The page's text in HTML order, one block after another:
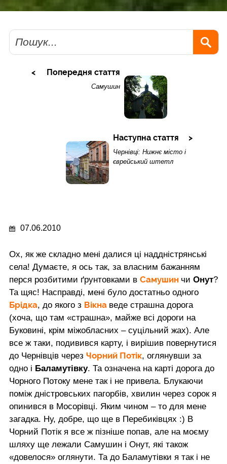
Пошук
Попередня стаття
Самушин
Наступна стаття
Чернівці: Нижнє місто і
єврейський штетл
07.06.2010
Ох, як же складно мені далися ці наддністрянські
села! Думаєте, я ось так, за власним бажанням
перся розбитими ґрунтовками в Самушин чи Онут?
Та щяс! Насправді, мені було достатньо одного
Брідка, до якого з Вікна веде страшна дорога
(хоча, що там «страшна», майже всі дороги на
Буковині, крім міжобласних – суцільний жах). Але
все ж таки, подивився карту, і вирішив повернутися
до Чернівців через Чорний Потік, оглянувши за
одно і Баламутівку. Та означена на карті дорога до
Чорного Потоку мене так і не привела. Блукаючи
поміж дністровських пагорбів, хвилин через сорок я
опинився в Мосорівці. Яким чином – то для мене
загадка. Ну, добре, що ще в Перебиківцях :) В
Чорний Потік я все ж пізніше попав, але на моєму
шляху ще лежали Самушин і Онут, які також
«довелося» оглянути. Та до Баламутівки я так і не